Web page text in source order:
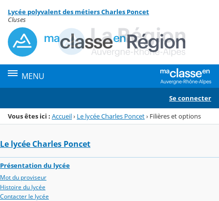
Menu de la rubrique
Contenu
Lycée polyvalent des métiers Charles Poncet
Cluses
MENU
Se connecter
Vous êtes ici : Accueil› Le lycée Charles Poncet› Filières et options
Le lycée Charles Poncet
Présentation du lycée
Mot du proviseur
Histoire du lycée
Contacter le lycée